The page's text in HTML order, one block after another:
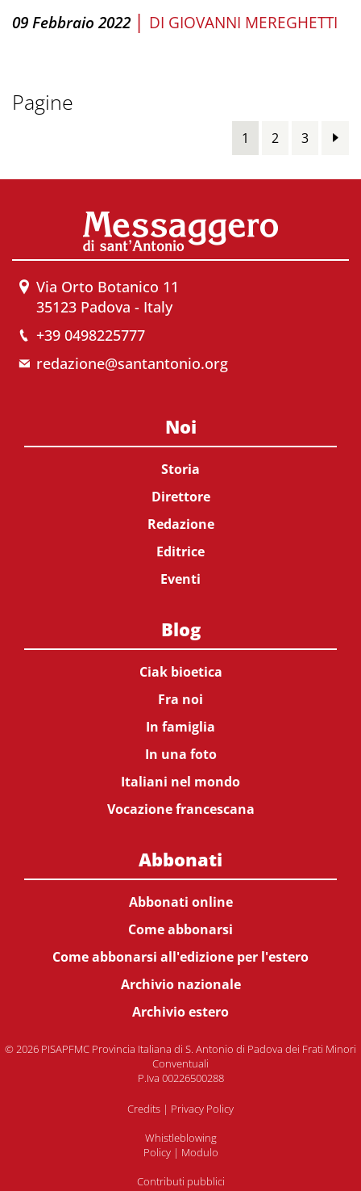
09 Febbraio 2022 | DI GIOVANNI MEREGHETTI
Pagine
1 2 3
Via Orto Botanico 11
35123 Padova - Italy
+39 0498225777
redazione@santantonio.org
Noi
Storia
Direttore
Redazione
Editrice
Eventi
Blog
Ciak bioetica
Fra noi
In famiglia
In una foto
Italiani nel mondo
Vocazione francescana
Abbonati
Abbonati online
Come abbonarsi
Come abbonarsi all'edizione per l'estero
Archivio nazionale
Archivio estero
© 2026 PISAPFMC Provincia Italiana di S. Antonio di Padova dei Frati Minori
Conventuali
P.Iva 00226500288
Credits | Privacy Policy
Whistleblowing
Policy| Modulo
Contributi pubblici